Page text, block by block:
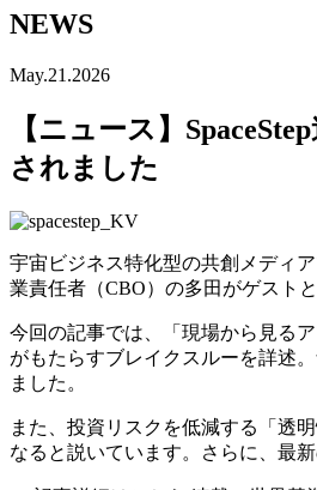
NEWS
May.21.2026
【ニュース】
されました
宇宙ビジネス特化型の共創メディ
業責任者（CBO）の多田がゲスト
今回の記事では、「現場から見る
がもたらすブレイクスルーを詳述
ました。
また、投資リスクを低減する「透
なると説いています。さらに、最新